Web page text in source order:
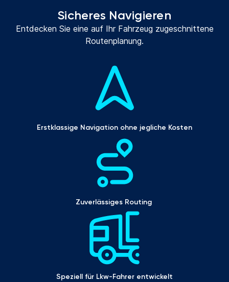
Sicheres Navigieren
Entdecken Sie eine auf Ihr Fahrzeug zugeschnittene
Routenplanung.
Erstklassige Navigation ohne jegliche Kosten
Zuverlässiges Routing
Speziell für Lkw-Fahrer entwickelt